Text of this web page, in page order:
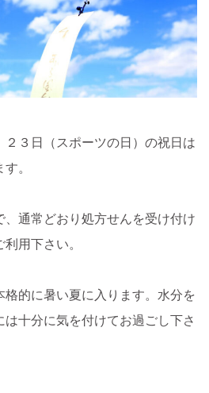
２３日（スポーツの日）の祝日は
。
通常どおり処方せんを受け付け
用下さい。
的に暑い夏に入ります。水分を
十分に気を付けてお過ごし下さ